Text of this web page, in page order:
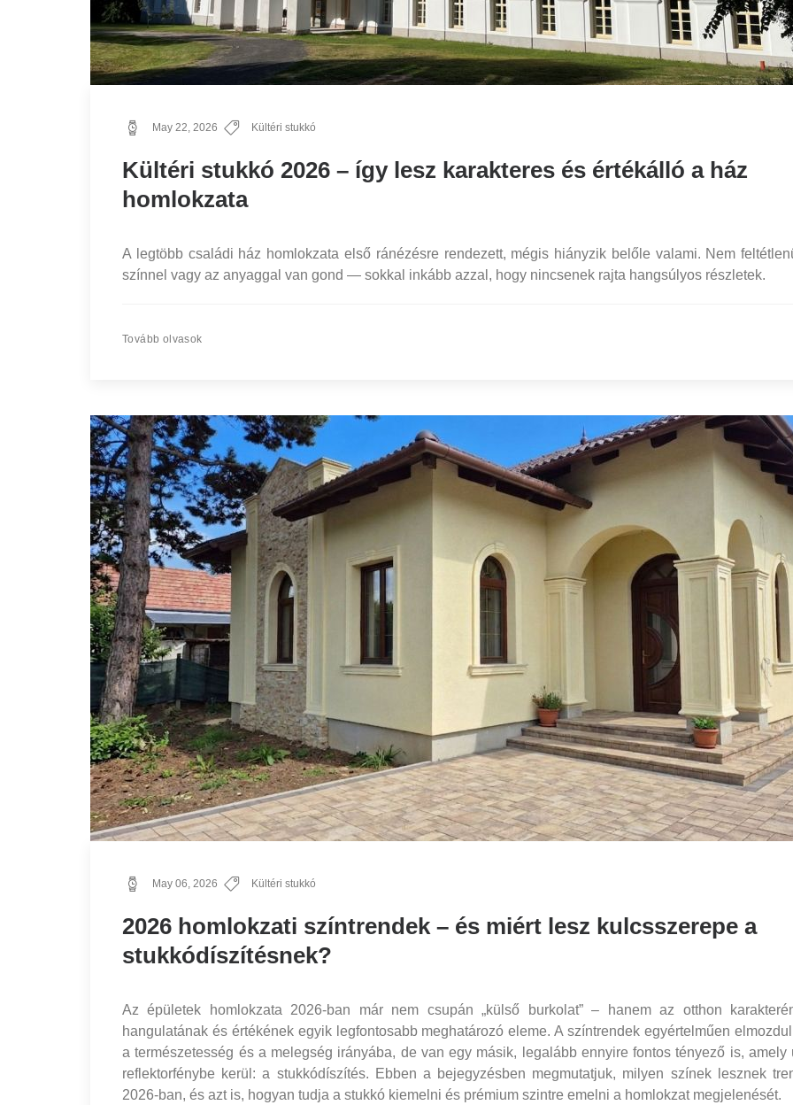
May 22, 2026 Kültéri stukkó
Kültéri stukkó 2026 – így lesz karakteres és értékálló a ház
homlokzata
A legtöbb családi ház homlokzata első ránézésre rendezett, mégis hiányzik belőle valami. Nem
színnel vagy az anyaggal van gond — sokkal inkább azzal, hogy nincsenek rajta hangsúlyos részletek.
Tovább olvasok
May 06, 2026 Kültéri stukkó
2026 homlokzati színtrendek – és miért lesz kulcsszerepe a
stukkódíszítésnek?
Az épületek homlokzata 2026-ban már nem csupán „külső burkolat” – hanem az otthon
hangulatának és értékének egyik legfontosabb meghatározó eleme. A színtrendek egyértelműen
a természetesség és a melegség irányába, de van egy másik, legalább ennyire fontos tényező is, amely
reflektorfénybe kerül: a stukkódíszítés. Ebben a bejegyzésben megmutatjuk, milyen színek lesznek
2026-ban, és azt is, hogyan tudja a stukkó kiemelni és prémium szintre emelni a homlokzat megjelenését.